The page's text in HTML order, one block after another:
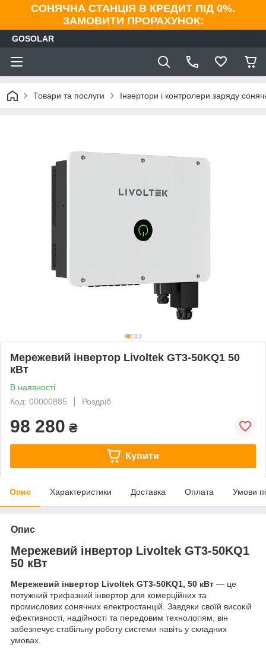
СОНЯЧНА СТАНЦІЯ В КРЕДИТ ПІД 0%.
ЗАМОВИТИ ПРОРАХУНОК:
GOSOLAR
Товари та послуги Інвертори і контролери заряду
Мережевий інвертор Livoltek GT3-50KQ1 50
кВт
В наявності
Код: 00000885
Роздріб
98 280 ₴
Купити
Опис Характеристики Доставка Оплата Умови
Опис
Мережевий інвертор Livoltek GT3-50KQ1
50 кВт
Мережевий інвертор Livoltek GT3-50KQ1, 50 кВт — це
потужний трифазний інвертор для комерційних та
промислових сонячних електростанцій. Завдяки своїй високій
ефективності, надійності та передовим технологіям, він
забезпечує стабільну роботу системи навіть у складних
умовах.